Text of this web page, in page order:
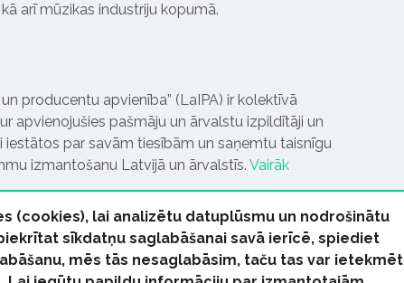
arī mūzikas industriju kopumā.
producentu apvienība” (LaIPA) ir kolektīvā
apvienojušies pašmāju un ārvalstu izpildītāji un
par savām tiesībām un saņemtu taisnīgu
izmantošanu Latvijā un ārvalstīs. Vairāk
(cookies), lai analizētu datuplūsmu un nodrošinātu
sīkdatņu saglabāšanai savā ierīcē, spiediet
mēs tās nesaglabāsim, taču tas var ietekmēt